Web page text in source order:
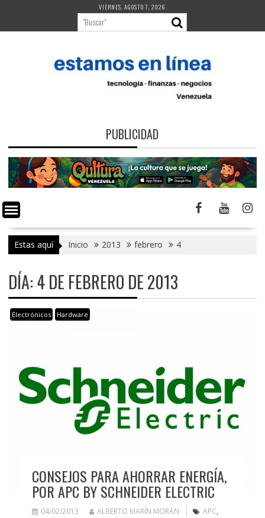
contenido
VIERNES, AGOSTO 7, 2026
PUBLICIDAD
Estas aquí Inicio 2013 febrero 4
DÍA:4 DE FEBRERO DE 2013
Electrónicos Hardware
CONSEJOS PARA AHORRAR ENERGÍA,
POR APC BY SCHNEIDER ELECTRIC
04/02/2013 ALBERTO MARÍN MORÁN APC,